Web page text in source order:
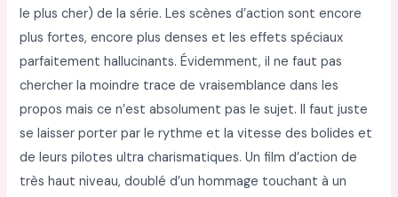
le plus cher) de la série. Les scènes d’action sont encore
plus fortes, encore plus denses et les effets spéciaux
parfaitement hallucinants. Évidemment, il ne faut pas
chercher la moindre trace de vraisemblance dans les
propos mais ce n’est absolument pas le sujet. Il faut juste
se laisser porter par le rythme et la vitesse des bolides et
de leurs pilotes ultra charismatiques. Un film d’action de
très haut niveau, doublé d’un hommage touchant à un